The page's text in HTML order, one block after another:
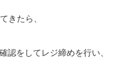
きたら、
をしてレジ締めを行い、